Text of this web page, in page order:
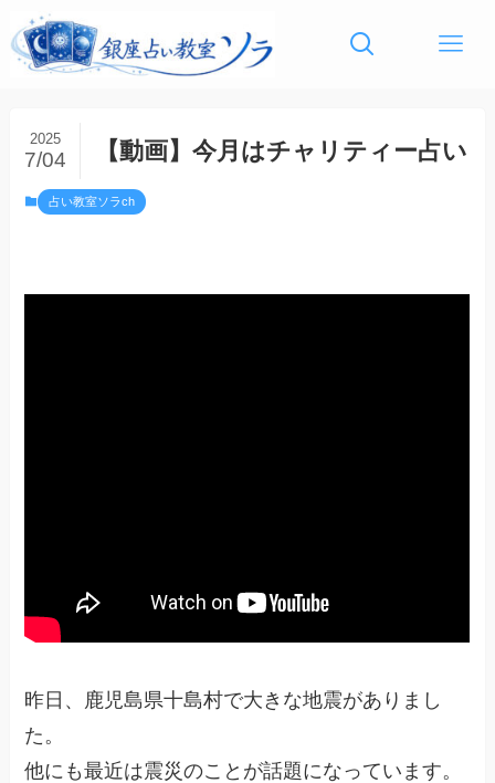
【動画】今月はチャリティー占い
2025
7/04
占い教室ソラch
昨日、鹿児島県十島村で大きな地震がありまし
た。
他にも最近は震災のことが話題になっています。